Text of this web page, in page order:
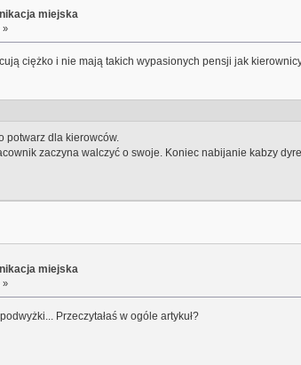
miejska
»
ciężko i nie mają takich wypasionych pensji jak kierownicy
potwarz dla kierowców.
zaczyna walczyć o swoje. Koniec nabijanie kabzy
miejska
»
Przeczytałaś w ogóle artykuł?